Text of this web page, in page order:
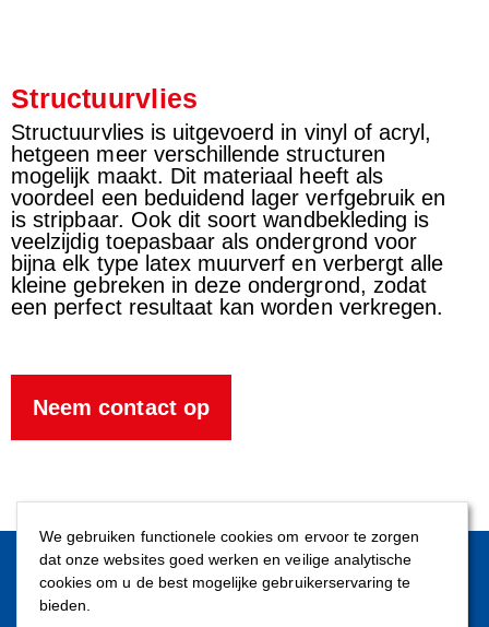
Structuurvlies
Structuurvlies is uitgevoerd in vinyl of acryl,
hetgeen meer verschillende structuren
mogelijk maakt. Dit materiaal heeft als
voordeel een beduidend lager verfgebruik en
is stripbaar. Ook dit soort wandbekleding is
veelzijdig toepasbaar als ondergrond voor
bijna elk type latex muurverf en verbergt alle
kleine gebreken in deze ondergrond, zodat
een perfect resultaat kan worden verkregen.
Neem contact op
Contact
We gebruiken functionele cookies om ervoor te zorgen
dat onze websites goed werken en veilige analytische
cookies om u de best mogelijke gebruikerservaring te
bieden.